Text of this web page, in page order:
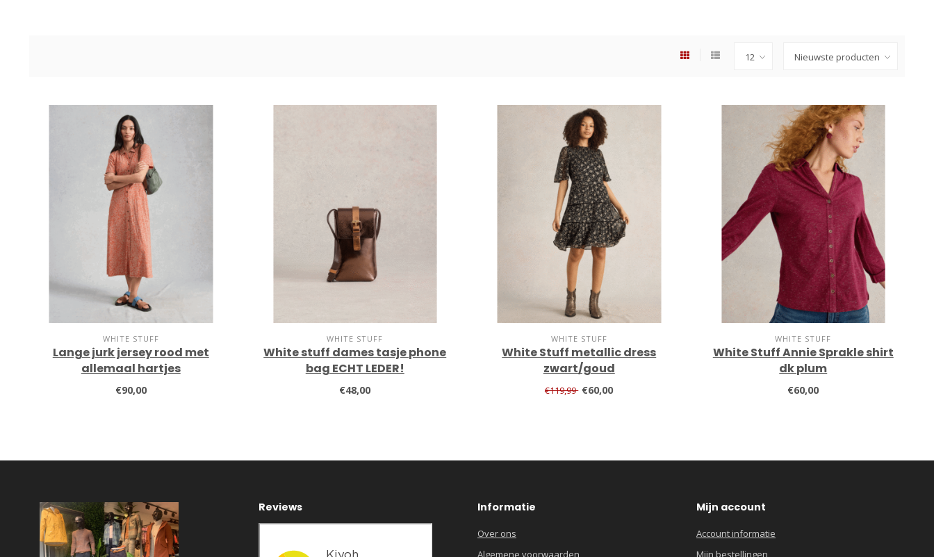
WHITE STUFF
Lange jurk jersey rood met
allemaal hartjes
€90,00
WHITE STUFF
White stuff dames tasje phone
bag ECHT LEDER!
€48,00
WHITE STUFF
White Stuff metallic dress
zwart/goud
€119,99 €60,00
WHITE STUFF
White Stuff Annie Sprakle shirt
dk plum
€60,00
Reviews Informatie
Over ons
Algemene voorwaarden
Mijn account
Account informatie
Mijn bestellingen